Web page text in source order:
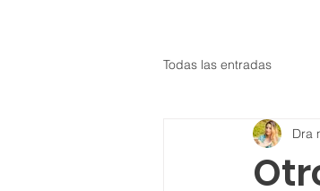
Todas las entradas
Dra